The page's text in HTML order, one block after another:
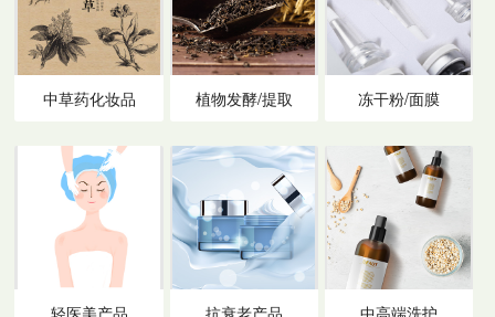
中草药化妆品 植物发酵/提取 冻干粉/面膜
轻医美产品 抗衰老产品 中高端洗护